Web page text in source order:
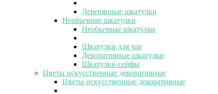
Деревянные шкатулки
Необычные шкатулки
Необычные шкатулки
Шкатулки для чая
Декоративные шкатулки
Шкатулки-сейфы
Цветы искусственные декоративные
Цветы искусственные декоративные